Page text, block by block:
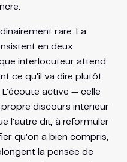
rare. La
en deux
interlocuteur attend
ce qu’il va dire plutôt
active — celle
discours intérieur
l’autre dit, à reformuler
qu’on a bien compris,
la pensée de